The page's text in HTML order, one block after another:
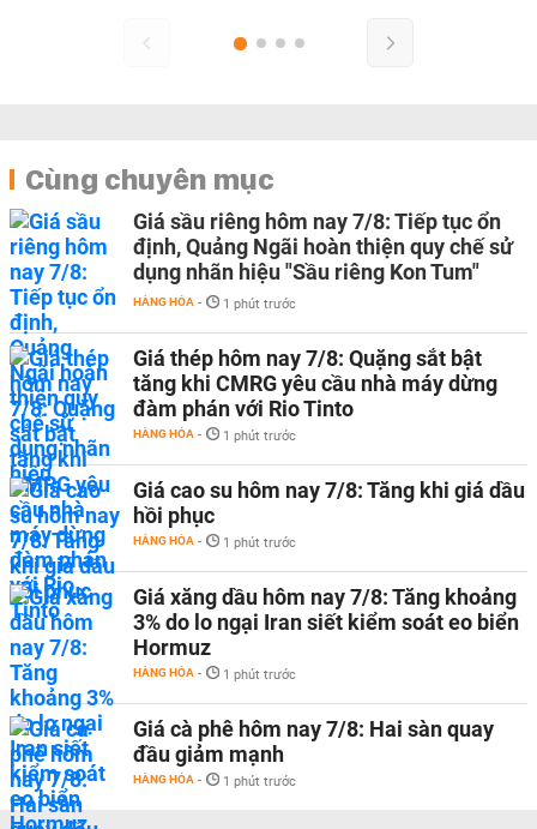
Cùng chuyên mục
Giá sầu riêng hôm nay 7/8: Tiếp tục ổn
định, Quảng Ngãi hoàn thiện quy chế sử
dụng nhãn hiệu "Sầu riêng Kon Tum"
HÀNG HÓA - 1 phút trước
Giá thép hôm nay 7/8: Quặng sắt bật
tăng khi CMRG yêu cầu nhà máy dừng
đàm phán với Rio Tinto
HÀNG HÓA - 1 phút trước
Giá cao su hôm nay 7/8: Tăng khi giá dầu
hồi phục
HÀNG HÓA - 1 phút trước
Giá xăng dầu hôm nay 7/8: Tăng khoảng
3% do lo ngại Iran siết kiểm soát eo biển
Hormuz
HÀNG HÓA - 1 phút trước
Giá cà phê hôm nay 7/8: Hai sàn quay
đầu giảm mạnh
HÀNG HÓA - 1 phút trước